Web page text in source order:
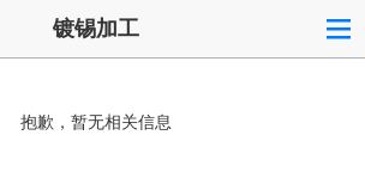
镀锡加工
抱歉，暂无相关信息